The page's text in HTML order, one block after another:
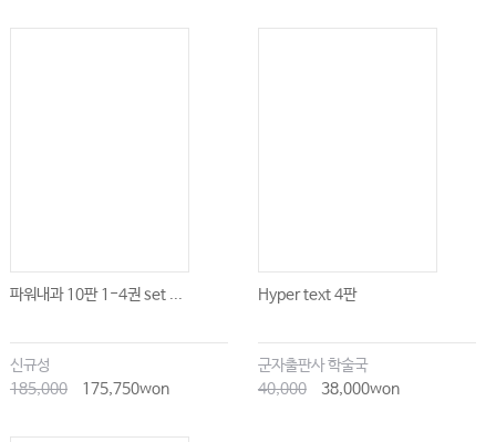
파워내과 10판 1-4권 set ...
신규성
185,000
175,750won
Hyper text 4판
군자출판사 학술국
40,000
38,000won